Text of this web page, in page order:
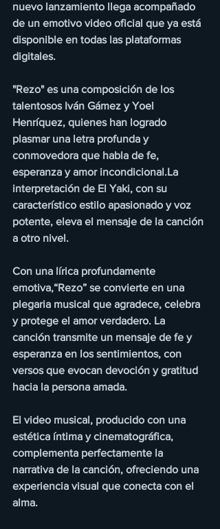
nuevo lanzamiento llega acompañado
de un emotivo video oficial que ya está
disponible en todas las plataformas
digitales.
"Rezo" es una composición de los
talentosos Iván Gámez y Yoel
Henríquez, quienes han logrado
plasmar una letra profunda y
conmovedora que habla de fe,
esperanza y amor incondicional.La
interpretación de El Yaki, con su
característico estilo apasionado y voz
potente, eleva el mensaje de la canción
a otro nivel.
Con una lírica profundamente
emotiva,“Rezo” se convierte en una
plegaria musical que agradece, celebra
y protege el amor verdadero. La
canción transmite un mensaje de fe y
esperanza en los sentimientos, con
versos que evocan devoción y gratitud
hacia la persona amada.
El video musical, producido con una
estética íntima y cinematográfica,
complementa perfectamente la
narrativa de la canción, ofreciendo una
experiencia visual que conecta con el
alma.